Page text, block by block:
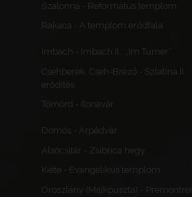
Szalonna - Református templom
Rakaca - A templom erődfala
Imbach - Imbach II., „Im Turner”
Csehberek, Cseh-Brézó - Szlatina II.
erődítés
Tömörd - Ilonavár
Dömös - Árpádvár
Alsócsitár - Zsibrica hegy
Kiéte - Evangélikus templom
Oroszlány (Majkpuszta) - Premontrei